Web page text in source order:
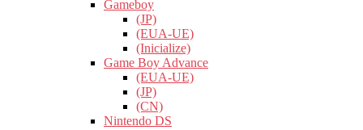
Gameboy
(JP)
(EUA-UE)
(Inicialize)
Game Boy Advance
(EUA-UE)
(JP)
(CN)
Nintendo DS